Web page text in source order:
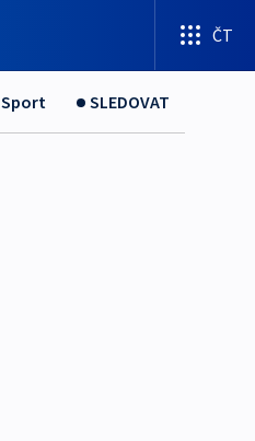
ČT
Sport SLEDOVAT